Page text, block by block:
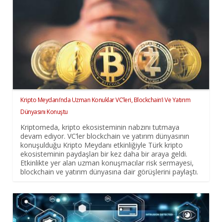
Kripto Meydanı’nda Uzman Konuklar VC’leri, Blockchain’i Ve Yatırım
Dünyasını Konuştu
Kriptomeda, kripto ekosisteminin nabzını tutmaya
devam ediyor. VC’ler blockchain ve yatırım dünyasının
konuşulduğu Kripto Meydanı etkinliğiyle Türk kripto
ekosisteminin paydaşları bir kez daha bir araya geldi.
Etkinlikte yer alan uzman konuşmacılar risk sermayesi,
blockchain ve yatırım dünyasına dair görüşlerini paylaştı.